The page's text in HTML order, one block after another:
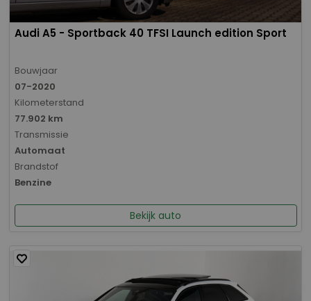
Audi A5 - Sportback 40 TFSI Launch edition Sport
Bouwjaar
07-2020
Kilometerstand
77.902 km
Transmissie
Automaat
Brandstof
Benzine
Bekijk auto